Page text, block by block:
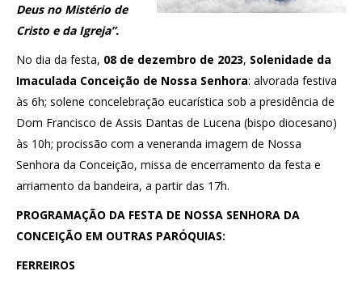
Deus no Mistério de
Cristo e da Igreja”.
No dia da festa, 08 de dezembro de 2023, Solenidade da
Imaculada Conceição de Nossa Senhora: alvorada festiva
às 6h; solene concelebração eucarística sob a presidência de
Dom Francisco de Assis Dantas de Lucena (bispo diocesano)
às 10h; procissão com a veneranda imagem de Nossa
Senhora da Conceição, missa de encerramento da festa e
arriamento da bandeira, a partir das 17h.
PROGRAMAÇÃO DA FESTA DE NOSSA SENHORA DA
CONCEIÇÃO EM OUTRAS PARÓQUIAS:
FERREIROS